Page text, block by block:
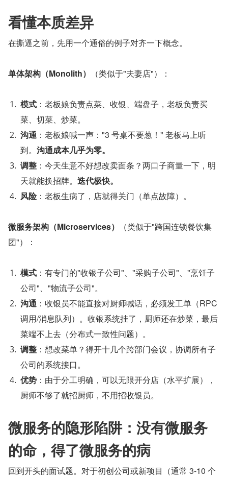
看懂本质差异
在撕逼之前，先用一个通俗的例子对齐一下概念。
单体架构（Monolith） （类似于"夫妻店"）：
模式 ：老板娘负责点菜、收银、端盘子，老板负责买
菜、切菜、炒菜。
沟通 ：老板娘喊一声："3 号桌不要葱！" 老板马上听
到。 沟通成本几乎为零。
调整 ：今天生意不好想改卖面条？两口子商量一下，明
天就能换招牌。 迭代极快。
风险：老板生病了，店就得关门（单点故障）。
微服务架构（Microservices）
（类似于"跨国连锁餐饮集
团"）：
模式 ：有专门的"收银子公司"、"采购子公司"、"烹饪子
公司"、"物流子公司"。
沟通 ：收银员不能直接对厨师喊话，必须发工单（RPC
调用/消息队列）。收银系统挂了，厨师还在炒菜，最后
菜端不上去（分布式一致性问题）。
调整 ：想改菜单？得开十几个跨部门会议，协调所有子
公司的系统接口。
优势 ：由于分工明确，可以无限开分店（水平扩展），
厨师不够了就招厨师，不用招收银员。
微服务的隐形陷阱：没有微服务
的命，得了微服务的病
回到开头的面试题。对于初创公司或新项目（通常 3-10 个